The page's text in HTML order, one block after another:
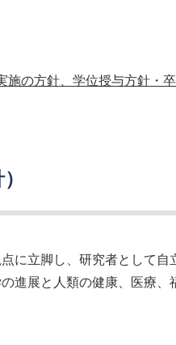
施の方針、学位授与方針・
に立脚し、研究者として
進展と人類の健康、医療、